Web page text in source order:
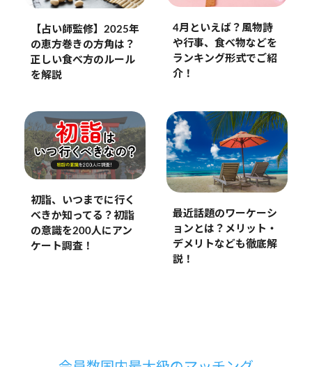
【占い師監修】2025年
の恵方巻きの方角は？
正しい食べ方のルール
を解説
4月といえば？風物詩
や行事、食べ物などを
ランキング形式でご紹
介！
初詣、いつまでに行く
べきか知ってる？初詣
の意識を200人にアン
ケート調査！
最近話題のワーケーシ
ョンとは？メリット・
デメリトなども徹底解
説！